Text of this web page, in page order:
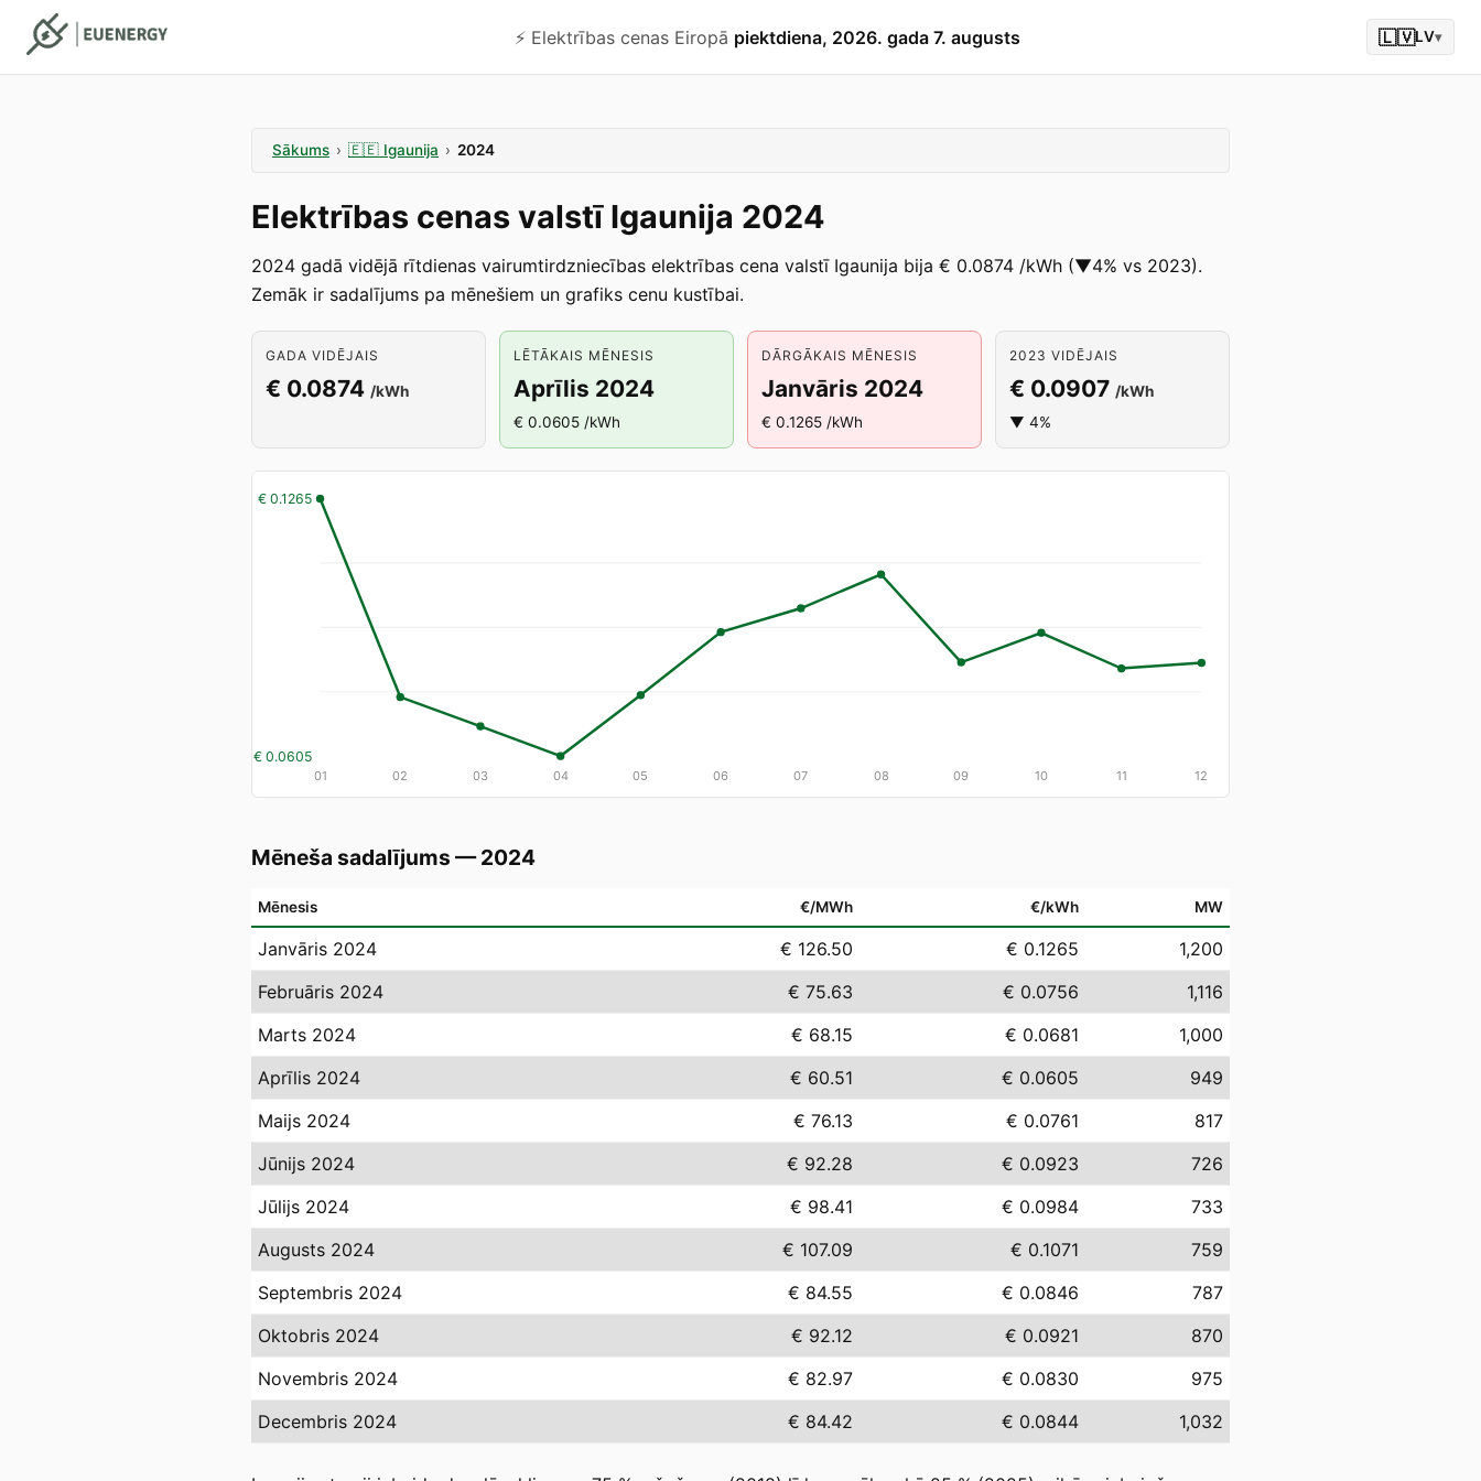
⚡️ Elektrības cenas Eiropā piektdiena, 2026. gada 7. augusts 🇱🇻LV▾
Sākums › 🇪🇪 Igaunija › 2024
Elektrības cenas valstī Igaunija 2024
2024 gadā vidējā rītdienas vairumtirdzniecības elektrības cena valstī Igaunija bija € 0.0874 /kWh (▼4% vs 2023).
Zemāk ir sadalījums pa mēnešiem un grafiks cenu kustībai.
GADA VIDĒJAIS
€ 0.0874 /kWh
LĒTĀKAIS MĒNESIS
Aprīlis 2024
€ 0.0605 /kWh
DĀRGĀKAIS MĒNESIS
Janvāris 2024
€ 0.1265 /kWh
2023 VIDĒJAIS
€ 0.0907 /kWh
▼ 4%
€ 0.1265
€ 0.0605
01 02 03 04 05 06 07 08 09 10 11 12
Mēneša sadalījums — 2024
Mēnesis €/MWh €/kWh MW
Janvāris 2024 € 126.50 € 0.1265
1,200
Februāris 2024
€ 75.63 € 0.0756
1,116
Marts 2024
€ 68.15 € 0.0681
1,000
Aprīlis 2024
€ 60.51 € 0.0605
949
Maijs 2024
€ 76.13 € 0.0761
817
Jūnijs 2024
€ 92.28 € 0.0923
726
Jūlijs 2024
€ 98.41 € 0.0984
733
Augusts 2024
€ 107.09 € 0.1071
759
Septembris 2024
€ 84.55 € 0.0846
787
Oktobris 2024
€ 92.12 € 0.0921
870
Novembris 2024
€ 82.97 € 0.0830
975
Decembris 2024
€ 84.42 € 0.0844 1,032